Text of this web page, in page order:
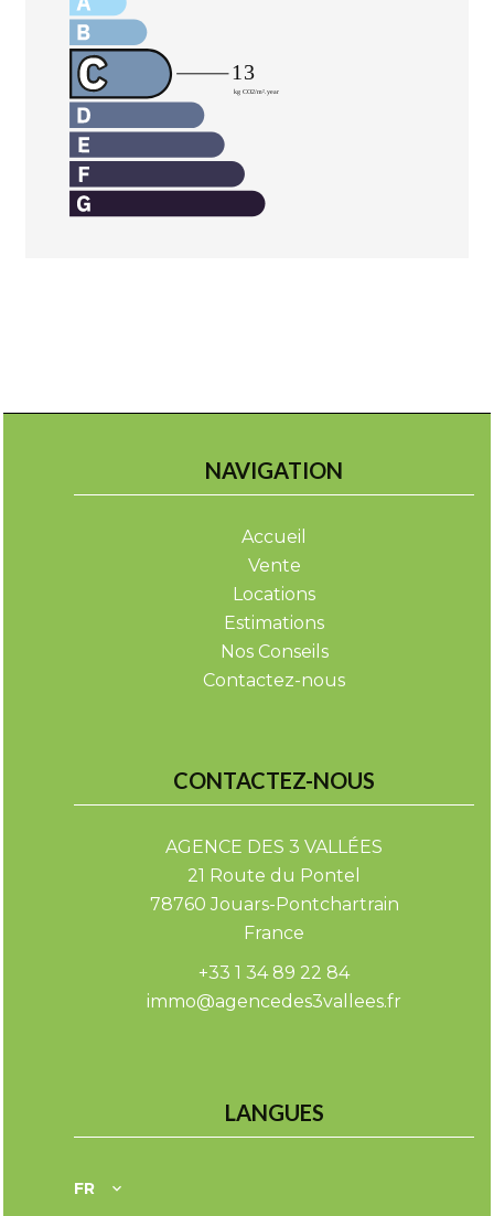
NAVIGATION
Accueil
Vente
Locations
Estimations
Nos Conseils
Contactez-nous
CONTACTEZ-NOUS
AGENCE DES 3 VALLÉES
21 Route du Pontel
78760 Jouars-Pontchartrain
France
+33 1 34 89 22 84
immo@agencedes3vallees.fr
LANGUES
FR